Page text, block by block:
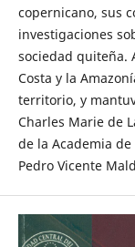
copernicano, sus
investigaciones
sociedad quiteña.
Costa y la
territorio, y
Charles Marie de
de la Academia
Pedro Vicente